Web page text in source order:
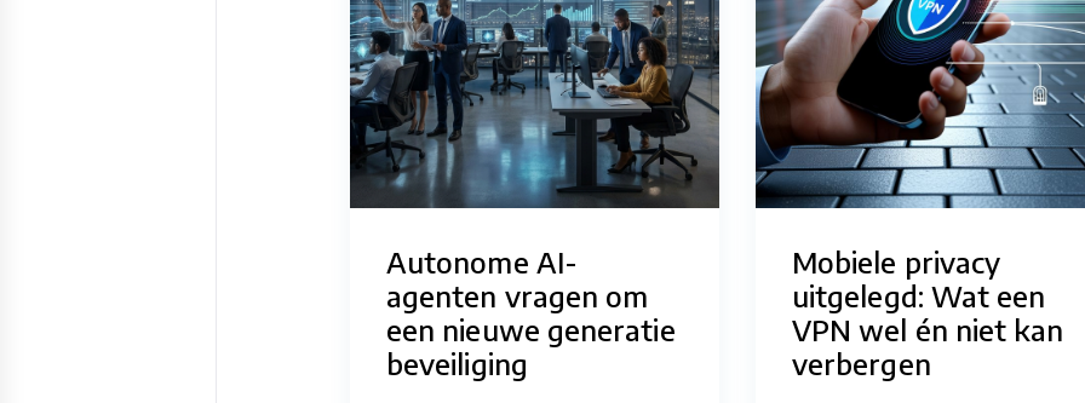
Autonome AI-
agenten vragen om
een nieuwe generatie
beveiliging
Mobiele privacy
uitgelegd: Wat een
VPN wel én niet kan
verbergen